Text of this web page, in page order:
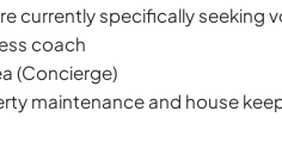
currently specifically seeking
coach
(Concierge)
maintenance and house